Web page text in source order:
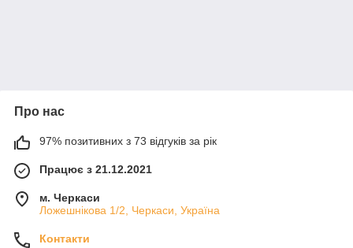
Про нас
97% позитивних з 73 відгуків за рік
Працює з 21.12.2021
м. Черкаси
Ложешнікова 1/2, Черкаси, Україна
Контакти